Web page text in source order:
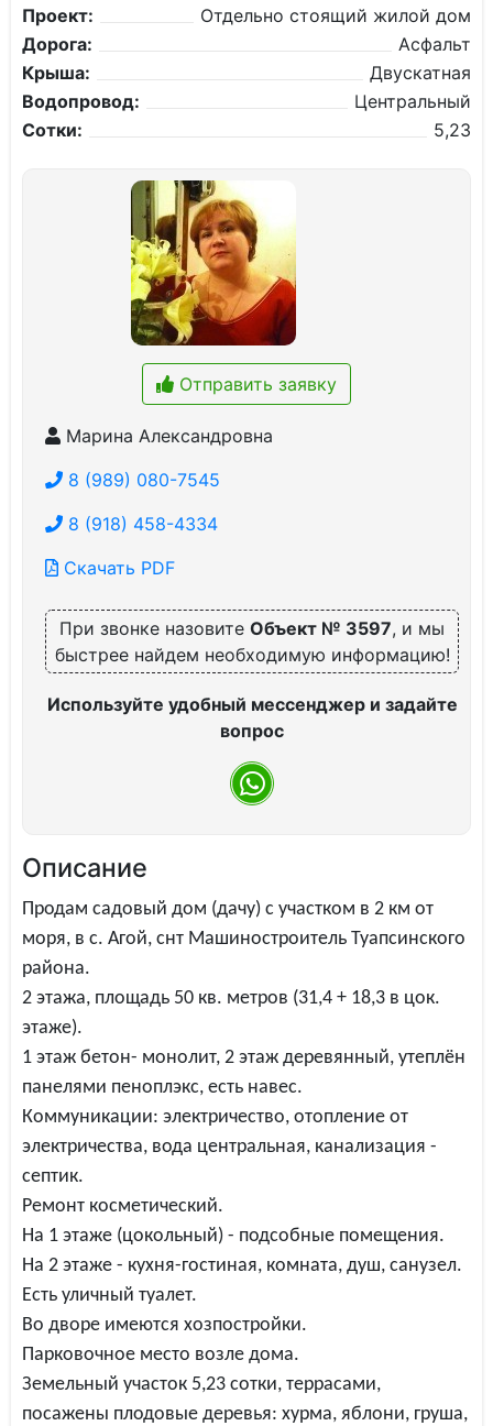
Проект:
Отдельно стоящий жилой дом
Дорога:
Асфальт
Крыша:
Двускатная
Водопровод:
Центральный
Сотки:
5,23
Отправить заявку
Марина Александровна
8 (989) 080-7545
8 (918) 458-4334
Скачать PDF
При звонке назовите Объект № 3597, и мы
быстрее найдем необходимую информацию!
Используйте удобный мессенджер и задайте
вопрос
Описание
Продам садовый дом (дачу) с участком в 2 км от
моря, в с. Агой, снт Машиностроитель Туапсинского
района.
2 этажа, площадь 50 кв. метров (31,4 + 18,3 в цок.
этаже).
1 этаж бетон- монолит, 2 этаж деревянный, утеплён
панелями пеноплэкс, есть навес.
Коммуникации: электричество, отопление от
электричества, вода центральная, канализация -
септик.
Ремонт косметический.
На 1 этаже (цокольный) - подсобные помещения.
На 2 этаже - кухня-гостиная, комната, душ, санузел.
Есть уличный туалет.
Во дворе имеются хозпостройки.
Парковочное место возле дома.
Земельный участок 5,23 сотки, террасами,
посажены плодовые деревья: хурма, яблони, груша,